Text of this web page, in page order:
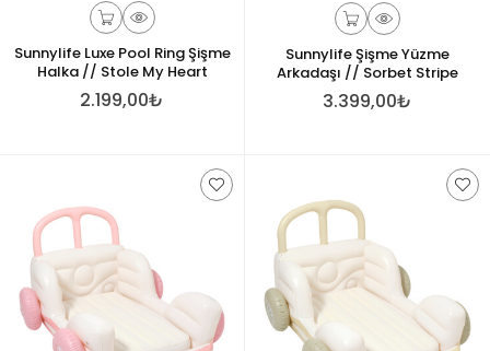
Sunnylife Luxe Pool Ring Şişme
Halka // Stole My Heart
2.199,00₺
Sunnylife Şişme Yüzme
Arkadaşı // Sorbet Stripe
3.399,00₺